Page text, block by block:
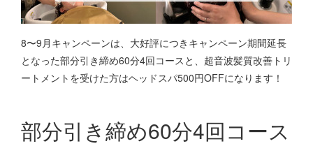
8〜9月キャンペーンは、大好評につきキャンペーン期間延長
となった部分引き締め60分4回コースと、超音波髪質改善トリ
ートメントを受けた方はヘッドスパ500円OFFになります！
部分引き締め60分4回コース